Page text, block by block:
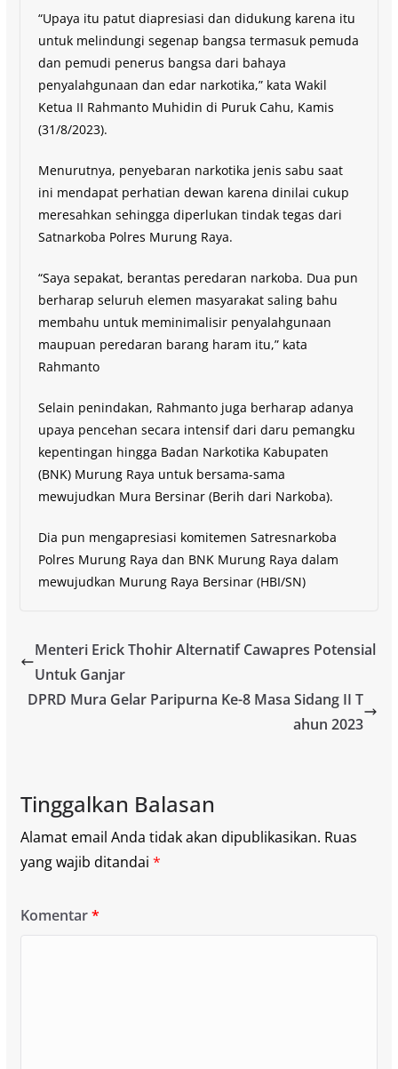
“Upaya itu patut diapresiasi dan didukung karena itu
untuk melindungi segenap bangsa termasuk pemuda
dan pemudi penerus bangsa dari bahaya
penyalahgunaan dan edar narkotika,” kata Wakil
Ketua II Rahmanto Muhidin di Puruk Cahu, Kamis
(31/8/2023).
Menurutnya, penyebaran narkotika jenis sabu saat
ini mendapat perhatian dewan karena dinilai cukup
meresahkan sehingga diperlukan tindak tegas dari
Satnarkoba Polres Murung Raya.
“Saya sepakat, berantas peredaran narkoba. Dua pun
berharap seluruh elemen masyarakat saling bahu
membahu untuk meminimalisir penyalahgunaan
maupuan peredaran barang haram itu,” kata
Rahmanto
Selain penindakan, Rahmanto juga berharap adanya
upaya pencehan secara intensif dari daru pemangku
kepentingan hingga Badan Narkotika Kabupaten
(BNK) Murung Raya untuk bersama-sama
mewujudkan Mura Bersinar (Berih dari Narkoba).
Dia pun mengapresiasi komitemen Satresnarkoba
Polres Murung Raya dan BNK Murung Raya dalam
mewujudkan Murung Raya Bersinar (HBI/SN)
Menteri Erick Thohir Alternatif Cawapres Potensial
Untuk Ganjar
DPRD Mura Gelar Paripurna Ke-8 Masa Sidang II T
ahun 2023
Tinggalkan Balasan
Alamat email Anda tidak akan dipublikasikan. Ruas
yang wajib ditandai *
Komentar*